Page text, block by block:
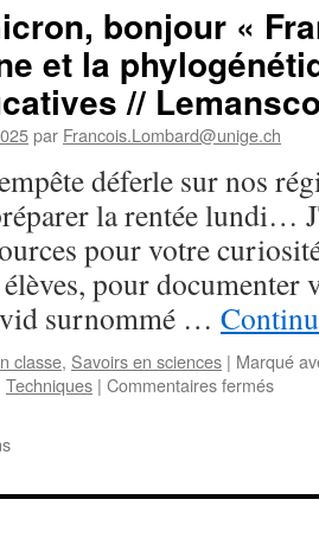
les
vertébrés
et
la
femelle
négligée »
:
La
complexité
des
voies
génitales
femelles
certaines
espèces
contrôle
la
bonjour «
et la
//
par Francois.Lombard@unige.ch
déferle sur nos
la rentée lundi…
pour votre
pour documenter
surnommé …
classe, Savoirs en sciences | Marqué
Techniques | Commentaires ferméssur
//